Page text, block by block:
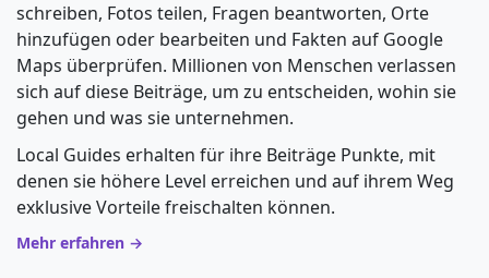
schreiben, Fotos teilen, Fragen beantworten, Orte
hinzufügen oder bearbeiten und Fakten auf Google
Maps überprüfen. Millionen von Menschen verlassen
sich auf diese Beiträge, um zu entscheiden, wohin sie
gehen und was sie unternehmen.
Local Guides erhalten für ihre Beiträge Punkte, mit
denen sie höhere Level erreichen und auf ihrem Weg
exklusive Vorteile freischalten können.
Mehr erfahren →